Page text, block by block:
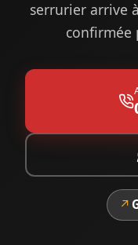
serrurier arrive
confirmée
↗